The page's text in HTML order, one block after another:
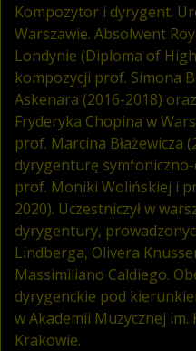
Kompozytor i dyrygent.
Warszawie. Absolwent
Londynie (Diploma of
kompozycji prof. Simona
Askenara (2016-2018)
Fryderyka Chopina w
prof. Marcina Błażewicza
dyrygenturę
prof. Moniki Wolińskiej i
2020). Uczestniczył w
dyrygentury,
Lindberga, Olivera
Massimiliano Caldiego.
dyrygenckie pod
w Akademii Muzycznej
Krakowie.